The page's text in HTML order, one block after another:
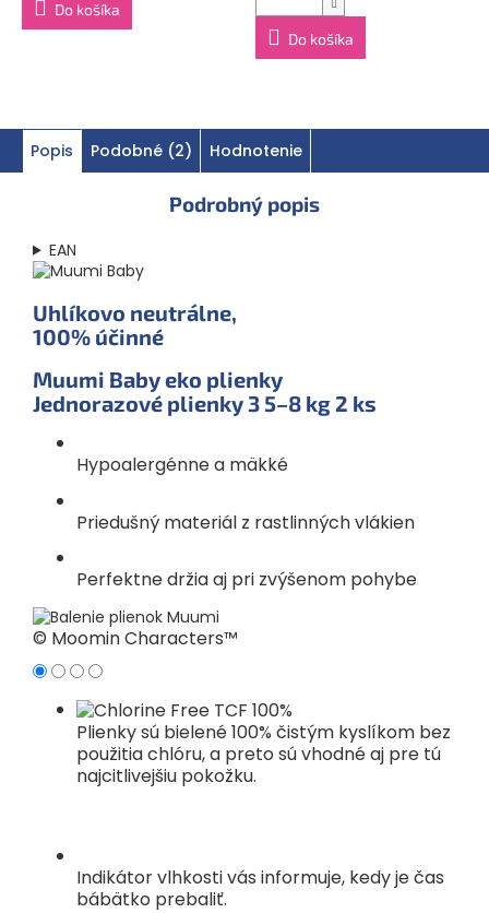
Do košíka
Do košíka
Popis Podobné (2) Hodnotenie
Podrobný popis
EAN
Uhlíkovo neutrálne,
100% účinné
Muumi Baby eko plienky
Jednorazové plienky 3 5–8 kg 2 ks
Hypoalergénne a mäkké
Priedušný materiál z rastlinných vlákien
Perfektne držia aj pri zvýšenom pohybe
© Moomin Characters™
Plienky sú bielené 100% čistým kyslíkom bez
použitia chlóru, a preto sú vhodné aj pre tú
najcitlivejšiu pokožku.
Indikátor vlhkosti vás informuje, kedy je čas
bábätko prebaliť.